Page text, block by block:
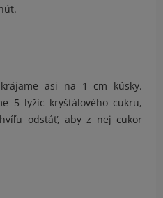
asi na 1 cm kúsky.
5 lyžíc kryštálového cukru,
odstáť, aby z nej cukor